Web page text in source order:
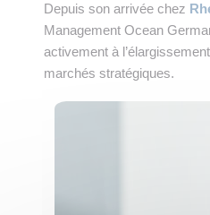
Depuis son arrivée chez
Management Ocean
activement à
marchés stratégiques.